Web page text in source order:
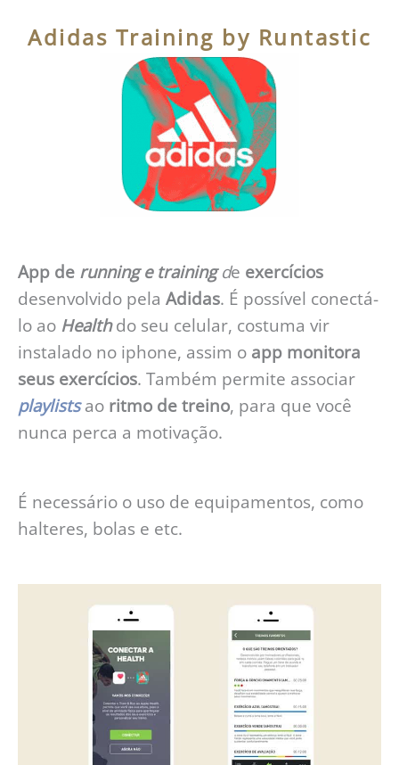
Adidas Training by Runtastic
App de running e trainingde exercícios
desenvolvido pela Adidas. É possível conectá-
lo ao Healthdo seu celular, costuma vir
instalado no iphone, assim o app monitora
seus exercícios. Também permite associar
playlists ao ritmo de treino, para que você
nunca perca a motivação.
É necessário o uso de equipamentos, como
halteres, bolas e etc.